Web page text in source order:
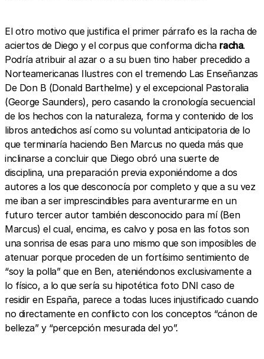
El otro motivo que justifica el primer párrafo es la racha de
aciertos de Diego y el corpus que conforma dicha racha.
Podría atribuir al azar o a su buen tino haber precedido a
Norteamericanas Ilustres con el tremendo Las Enseñanzas
De Don B (Donald Barthelme) y el excepcional Pastoralia
(George Saunders), pero casando la cronología secuencial
de los hechos con la naturaleza, forma y contenido de los
libros antedichos así como su voluntad anticipatoria de lo
que terminaría haciendo Ben Marcus no queda más que
inclinarse a concluir que Diego obró una suerte de
disciplina, una preparación previa exponiéndome a dos
autores a los que desconocía por completo y que a su vez
me iban a ser imprescindibles para aventurarme en un
futuro tercer autor también desconocido para mí (Ben
Marcus) el cual, encima, es calvo y posa en las fotos son
una sonrisa de esas para uno mismo que son imposibles de
atenuar porque proceden de un fortísimo sentimiento de
“soy la polla” que en Ben, ateniéndonos exclusivamente a
lo físico, a lo que sería su hipotética foto DNI caso de
residir en España, parece a todas luces injustificado cuando
no directamente en conflicto con los conceptos “cánon de
belleza” y “percepción mesurada del yo”.